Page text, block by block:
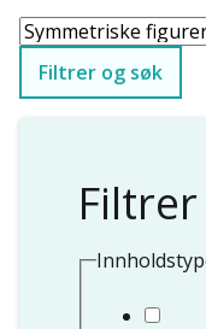
Filtrer og søk